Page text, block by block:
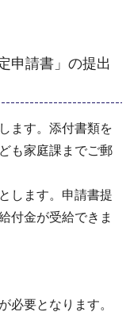
申請書」の提出
ます。添付書類を
も家庭課までご郵
します。申請書提
付金が受給できま
必要となります。